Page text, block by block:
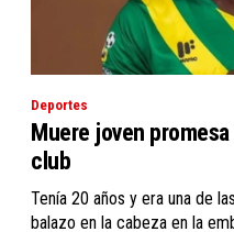
Deportes
Muere joven
club
Tenía 20 años y era una de
balazo en la cabeza en la